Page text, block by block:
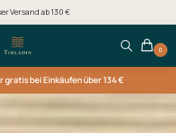
Versand ab 130 €
0
bei Einkäufen über 134 €